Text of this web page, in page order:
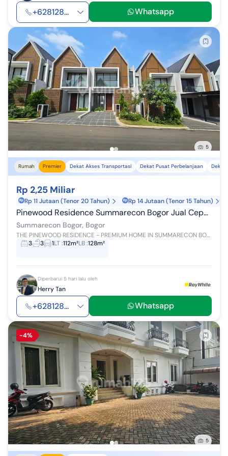
+628128... Whatsapp
5
Rumah Premier Dekat Akses Transportasi Dekat Pusat Perbelanjaan Dekat
Rp 2,25 Miliar
Rp 11 Jutaan (Tenor 20 Tahun) Rp 14 Jutaan (Tenor 15 Tahun)
Pinewood Residence Summarecon Bogor Jual Cepat bisa KPR Harga Termurah Brand New
Summarecon Bogor, Bogor
THE PINEWOOD RESIDENCE - PREMIUM HOME IN SUMMARECON BOGOR Nikmati hunian premium berkonsep Tropical Modern di kawasan Bogor Hills yang sejuk dan a...
3
3 1LT:112m²LB:128m²
Diperbarui 5 hari lalu oleh
Herry Tan
+628128... Whatsapp
5
-4%